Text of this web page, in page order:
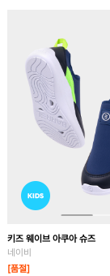
키즈 웨이브 아쿠아 슈즈
네이비
[품절]